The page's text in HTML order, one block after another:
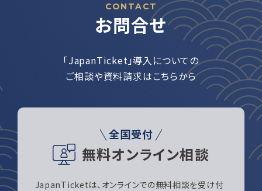
CONTACT
お問合せ
「JapanTicket」導入についての
ご相談や資料請求はこちらから
全国受付
無料オンライン相談
JapanTicketは、オンラインでの無料相談を受け付